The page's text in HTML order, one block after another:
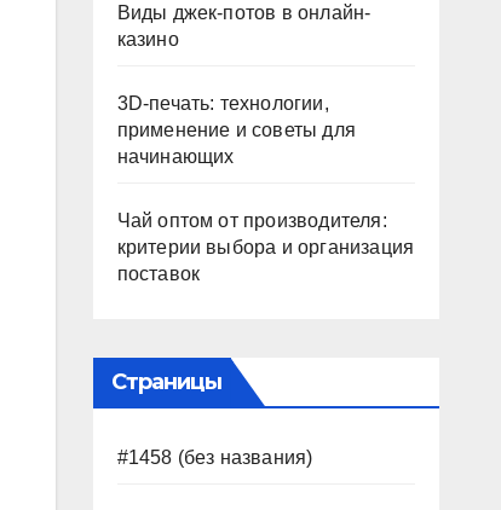
Виды джек-потов в онлайн-
казино
3D-печать: технологии,
применение и советы для
начинающих
Чай оптом от производителя:
критерии выбора и организация
поставок
Страницы
#1458 (без названия)